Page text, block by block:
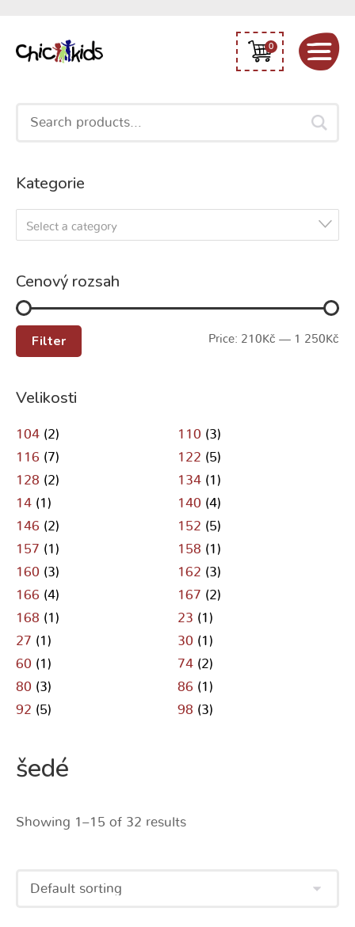
0
Search
Kategorie
Select a category
Cenový rozsah
Filter Price: 210Kč — 1 250Kč
Velikosti
104 (2) 110 (3)
116 (7) 122 (5)
128 (2) 134 (1)
14 (1) 140 (4)
146 (2) 152 (5)
157 (1) 158 (1)
160 (3) 162 (3)
166 (4) 167 (2)
168 (1) 23 (1)
27 (1) 30 (1)
60 (1) 74 (2)
80 (3) 86 (1)
92 (5) 98 (3)
šedé
Showing 1–15 of 32 results